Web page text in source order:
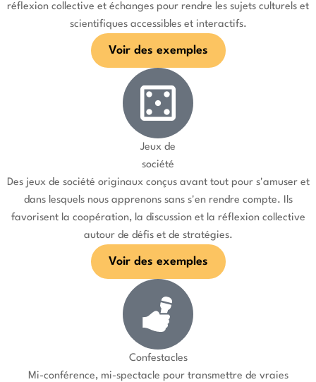
réflexion collective et échanges pour rendre les sujets culturels et
scientifiques accessibles et interactifs.
Voir des exemples
Jeux de
société
Des jeux de société originaux conçus avant tout pour s'amuser et
dans lesquels nous apprenons sans s'en rendre compte. Ils
favorisent la coopération, la discussion et la réflexion collective
autour de défis et de stratégies.
Voir des exemples
Confestacles
Mi-conférence, mi-spectacle pour transmettre de vraies